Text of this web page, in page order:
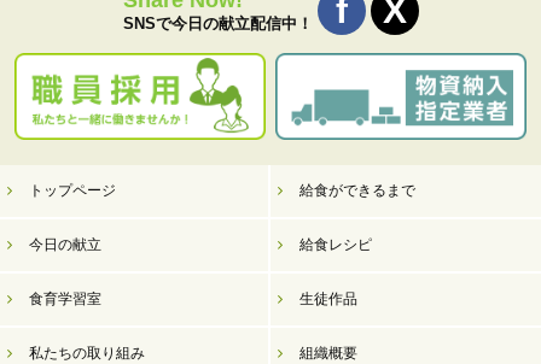
SNSで今日の献立配信中！
トップページ 給食ができるまで
今日の献立 給食レシピ
食育学習室 生徒作品
私たちの取り組み 組織概要